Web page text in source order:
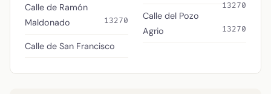
Calle de Ramón
Maldonado
13270
Calle de San Francisco
13270
Calle del Pozo
Agrio
13270